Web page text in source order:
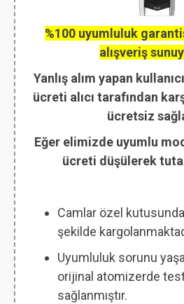
%100 uyumluluk
alışveriş
Yanlış alım yapan
ücreti alıcı tarafından
ücretsiz
Eğer elimizde uyumlu
ücreti düşülerek
Camlar özel kutusunda
şekilde
Uyumluluk sorunu
orijinal atomizerde
sağlanmıştır.